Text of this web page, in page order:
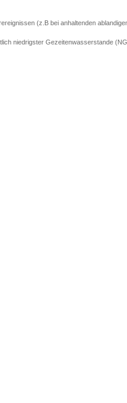
(z.B bei anhaltenden
niedrigster Gezeitenwasserstande